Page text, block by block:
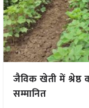
जैविक खेती में श्रेष्ठ
सम्मानित